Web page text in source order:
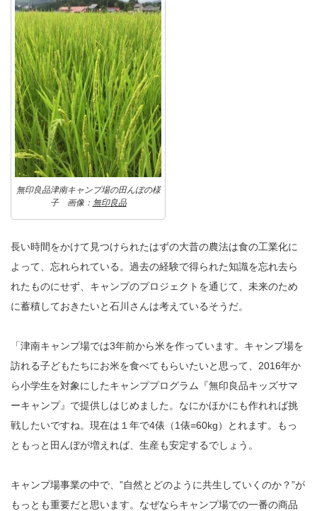
無印良品津南キャンプ場の田んぼの様
子 画像： 無印良品
長い時間をかけて見つけられたはずの大昔の農法は食の工業化に
よって、忘れられている。過去の経験で得られた知識を忘れ去ら
れたものにせず、キャンプのプロジェクトを通じて、未来のため
に蓄積しておきたいと石川さんは考えているそうだ。
「津南キャンプ場では3年前から米を作っています。キャンプ場を
訪れる子どもたちにお米を食べてもらいたいと思って、2016年か
ら小学生を対象にしたキャンププログラム『無印良品キッズサマ
ーキャンプ』で提供しはじめました。なにかほかにも作れれば挑
戦したいですね。現在は１年で4俵（1俵=60kg）とれます。もっ
ともっと田んぼが増えれば、生産も安定するでしょう。
キャンプ場事業の中で、”自然とどのように共生していくのか？”が
もっとも重要だと思います。なぜならキャンプ場での一番の商品